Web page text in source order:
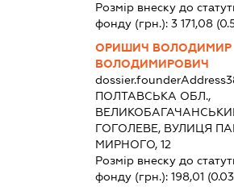
Розмір внеску до
фонду (грн.): 3 171,08
ОРИШИЧ ВОЛОДИМИР
ВОЛОДИМИРОВИЧ
dossier.founderAddress
ПОЛТАВСЬКА ОБЛ.,
ГОГОЛЕВЕ, ВУЛИЦЯ
МИРНОГО, 12
Розмір внеску до
фонду (грн.): 198,01